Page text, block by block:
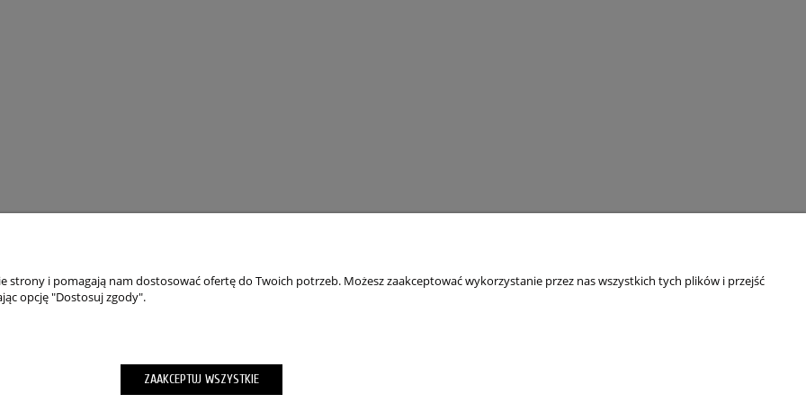
Składanie zamówień
Kim jesteśmy?
strony i pomagają nam dostosować ofertę do Twoich potrzeb. Możesz zaakceptować wykorzystanie przez nas wszystkich tych plików i przejść
opcję "Dostosuj zgody".
ZAAKCEPTUJ WSZYSTKIE